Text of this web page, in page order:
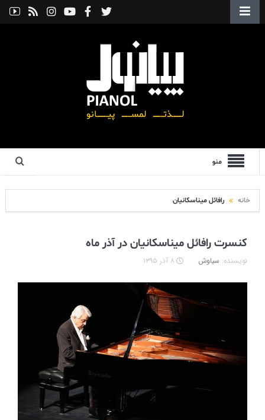
منو
خانه رافائل میناسکانیان
کنسرت رافائل میناسکانیان در آذر ماه
نویسنده: سیاوش ۸ آذر ۱۳۹۵